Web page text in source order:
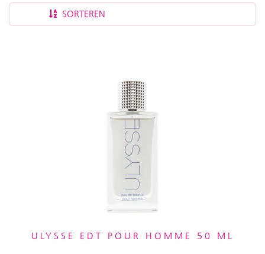
SORTEREN
ULYSSE EDT POUR HOMME 50 ML